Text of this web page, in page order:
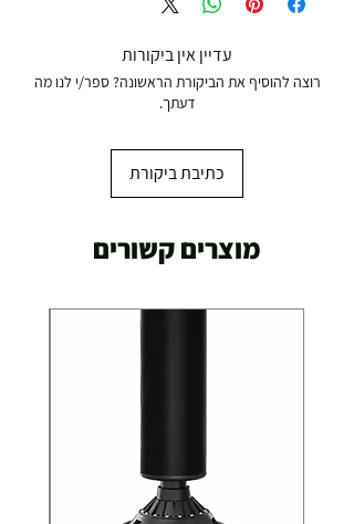
עדיין אין ביקורות
רוצה להוסיף את הביקורת הראשונה? ספר/י לנו מה
דעתך.
כתיבת ביקורת
מוצרים קשורים